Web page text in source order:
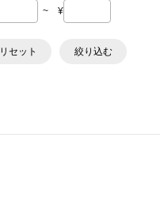
~ ¥
リセット 絞り込む